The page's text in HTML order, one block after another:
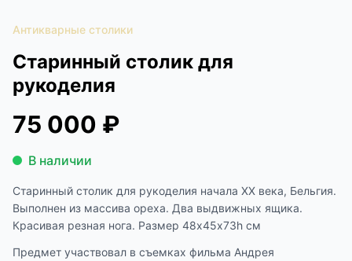
Антикварные столики
Старинный столик для
рукоделия
75 000 ₽
В наличии
Старинный столик для рукоделия начала XX века, Бельгия.
Выполнен из массива ореха. Два выдвижных ящика.
Красивая резная нога. Размер 48х45х73h см
Предмет участвовал в съемках фильма Андрея